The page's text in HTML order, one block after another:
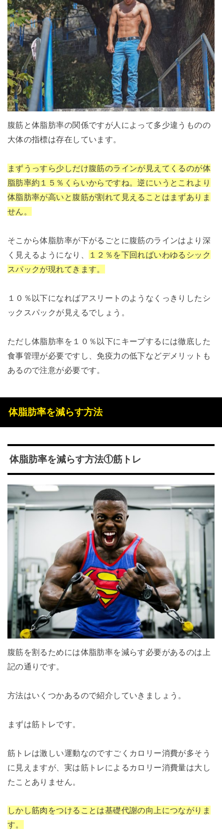
腹筋と体脂肪率の関係ですが人によって多少違うものの
大体の指標は存在しています。
まずうっすら少しだけ腹筋のラインが見えてくるのが体
脂肪率約１５％くらいからですね。逆にいうとこれより
体脂肪率が高いと腹筋が割れて見えることはまずありま
せん。
そこから体脂肪率が下がるごとに腹筋のラインはより深
く見えるようになり、
１２％を下回ればいわゆるシック
スパックが現れてきます。
１０％以下になればアスリートのようなくっきりしたシ
ックスパックが見えるでしょう。
ただし体脂肪率を１０％以下にキープするには徹底した
食事管理が必要ですし、免疫力の低下などデメリットも
あるので注意が必要です。
体脂肪率を減らす方法
体脂肪率を減らす方法①筋トレ
腹筋を割るためには体脂肪率を減らす必要があるのは上
記の通りです。
方法はいくつかあるので紹介していきましょう。
まずは筋トレです。
筋トレは激しい運動なのですごくカロリー消費が多そう
に見えますが、実は筋トレによるカロリー消費量は大し
たことありません。
しかし筋肉をつけることは基礎代謝の向上につながりま
す。